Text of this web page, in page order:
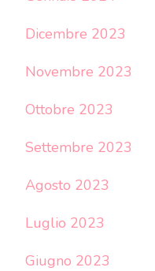
Dicembre 2023
Novembre 2023
Ottobre 2023
Settembre 2023
Agosto 2023
Luglio 2023
Giugno 2023